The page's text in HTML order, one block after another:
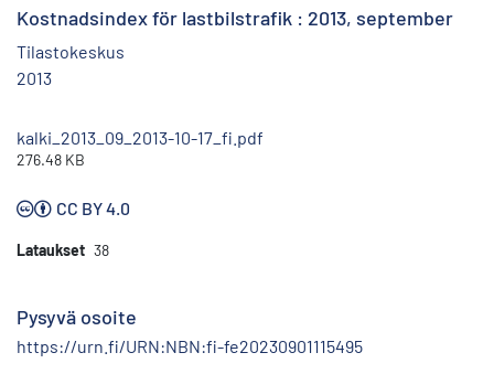
Kostnadsindex för lastbilstrafik : 2013, september
Tilastokeskus
2013
kalki_2013_09_2013-10-17_fi.pdf
276.48 KB
CC BY 4.0
Lataukset 38
Pysyvä osoite
https://urn.fi/URN:NBN:fi-fe20230901115495